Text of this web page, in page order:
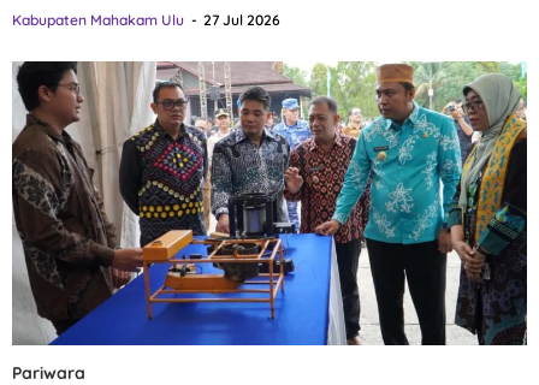
Kabupaten Mahakam Ulu 27 Jul 2026
Pariwara